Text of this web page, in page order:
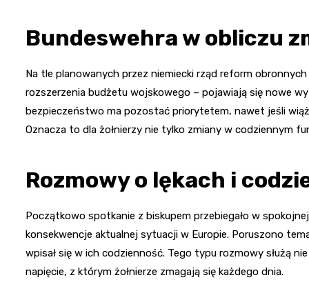
Bundeswehra w obliczu
Na tle planowanych przez niemiecki rząd reform
rozszerzenia budżetu wojskowego – pojawiają się nowe
bezpieczeństwo ma pozostać priorytetem, nawet jeśli
Oznacza to dla żołnierzy nie tylko zmiany w codziennym
Rozmowy o lękach i
Początkowo spotkanie z biskupem przebiegało w
konsekwencje aktualnej sytuacji w Europie. Poruszono
wpisał się w ich codzienność. Tego typu rozmowy służą
napięcie, z którym żołnierze zmagają się każdego dnia.